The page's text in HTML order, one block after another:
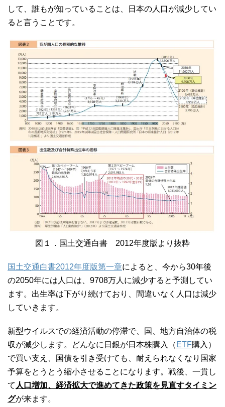
して、誰もが知っていることは、日本の人口が減少してい
ると言うことです。
図１．国土交通白書 2012年度版より抜粋
国土交通白書2012年度版第一章によると、今から30年後
の2050年には人口は、9708万人に減少すると予測してい
ます。出生率は下がり続けており、間違いなく人口は減少
していきます。
新型ウイルスでの経済活動の停滞で、国、地方自治体の税
収が減少します。どんなに日銀が日本株購入（ ETF購入）
で買い支え、国債を引き受けても、耐えられなくなり国家
予算をとうとう縮小させることになります。戦後、一貫し
て 人口増加、経済拡大で進めてきた政策を見直すタイミン
グが来ます。